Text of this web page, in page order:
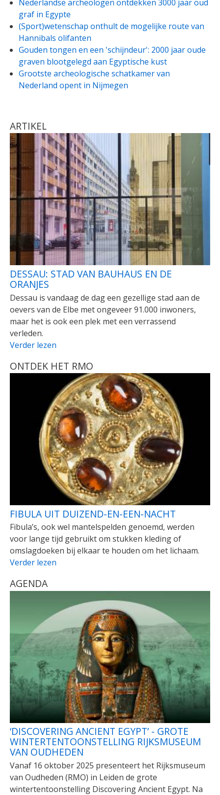
Nederlandse archeologen ontdekken 3000 jaar oud
graf in Egypte
(Sport)wetenschap onthult de mogelijke route van
Hannibals olifanten
Gouden tongen en een 'schijndeur': 2000 jaar oude
graven blootgelegd aan Egyptische kust
Grootste archeologische schatkamer van
Nederland opent in Nijmegen
ARTIKEL
DESSAU: STAD VAN BAUHAUS EN DE
ORANJES
Dessau is vandaag de dag een gezellige stad aan de
oevers van de Elbe met ongeveer 91.000 inwoners,
maar het is ook een plek met een verrassend
verleden.
Verder lezen
ONTDEK HET RMO
FIBULA UIT DUIZEND-EN-EEN-NACHT
Fibula’s, ook wel mantelspelden genoemd, werden
voor lange tijd gebruikt om stukken kleding of
omslagdoeken bij elkaar te houden om het lichaam.
Verder lezen
AGENDA
‘DISCOVERING ANCIENT EGYPT’ - GROTE
WINTERTENTOONSTELLING RIJKSMUSEUM
VAN OUDHEDEN
Vanaf 16 oktober 2025 presenteert het Rijksmuseum
van Oudheden (RMO) in Leiden de grote
wintertentoonstelling Discovering Ancient Egypt. Na